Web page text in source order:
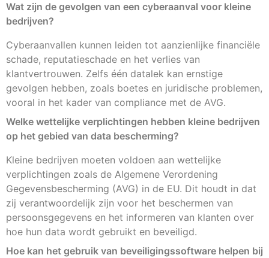
Wat zijn de gevolgen van een cyberaanval voor kleine
bedrijven?
Cyberaanvallen kunnen leiden tot aanzienlijke financiële
schade, reputatieschade en het verlies van
klantvertrouwen. Zelfs één datalek kan ernstige
gevolgen hebben, zoals boetes en juridische problemen,
vooral in het kader van compliance met de AVG.
Welke wettelijke verplichtingen hebben kleine bedrijven
op het gebied van data bescherming?
Kleine bedrijven moeten voldoen aan wettelijke
verplichtingen zoals de Algemene Verordening
Gegevensbescherming (AVG) in de EU. Dit houdt in dat
zij verantwoordelijk zijn voor het beschermen van
persoonsgegevens en het informeren van klanten over
hoe hun data wordt gebruikt en beveiligd.
Hoe kan het gebruik van beveiligingssoftware helpen bij